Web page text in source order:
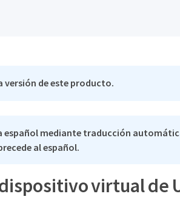
versión de este producto.
español mediante traducción
al español.
virtual de